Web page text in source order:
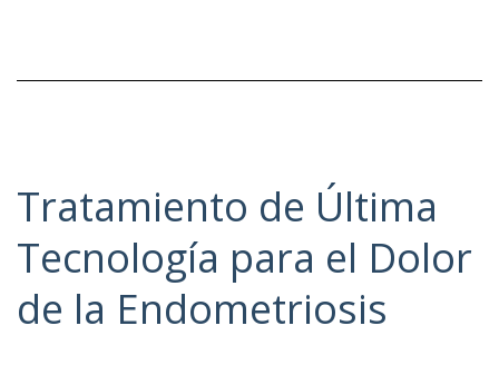
Tratamiento de Última
Tecnología para el Dolor
de la Endometriosis